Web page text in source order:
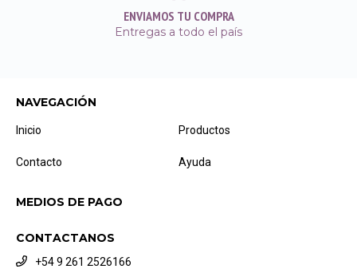
ENVIAMOS TU COMPRA
Entregas a todo el país
NAVEGACIÓN
Inicio Productos
Contacto Ayuda
MEDIOS DE PAGO
CONTACTANOS
+54 9 261 2526166